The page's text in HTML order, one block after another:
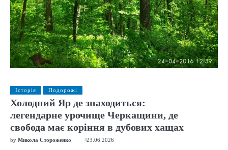
Історія Подорожі
Холодний Яр де знаходиться:
легендарне урочище Черкащини, де
свобода має коріння в дубових хащах
by Микола Стороженко 23.06.2026